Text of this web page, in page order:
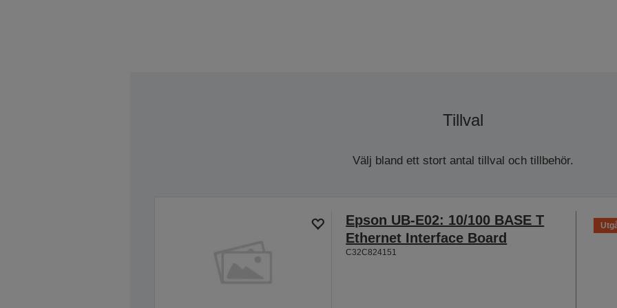
Tillval
Välj bland ett stort antal tillval och tillbehör.
Epson UB-E02: 10/100 BASE T
Ethernet Interface Board
C32C824151